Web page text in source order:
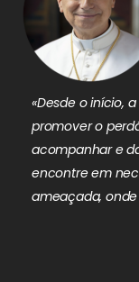
«Desde o início,
promover o
acompanhar e
encontre em
ameaçada,